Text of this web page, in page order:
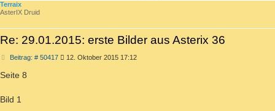
Terraix
AsterIX Druid
Re: 29.01.2015: erste Bilder aus Asterix 36
Beitrag: # 50417Beitrag
12. Oktober 2015 17:12
Seite 8
Bild 1